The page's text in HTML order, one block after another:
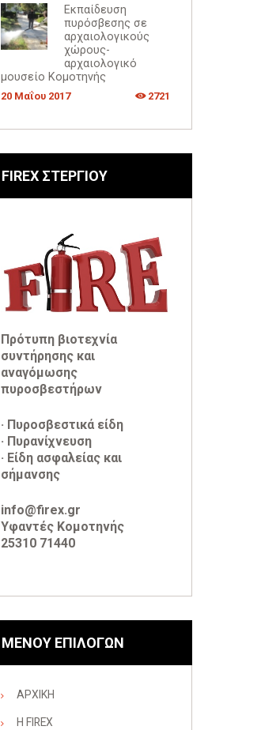
Εκπαίδευση
πυρόσβεσης σε
αρχαιολογικούς
χώρους-
αρχαιολογικό
μουσείο Κομοτηνής
20 Μαΐου 2017 2721
FIREX ΣΤΕΡΓΙΟΥ
Πρότυπη βιοτεχνία
συντήρησης και
αναγόμωσης
πυροσβεστήρων
· Πυροσβεστικά είδη
· Πυρανίχνευση
· Είδη ασφαλείας και
σήμανσης
info@firex.gr
Υφαντές Κομοτηνής
25310 71440
ΜΕΝΟΥ ΕΠΙΛΟΓΩΝ
ΑΡΧΙΚΗ
Η FIREX